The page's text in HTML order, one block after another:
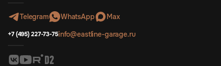
Telegram WhatsApp Max
+7 (495) 227-73-75info@eastline-garage.ru